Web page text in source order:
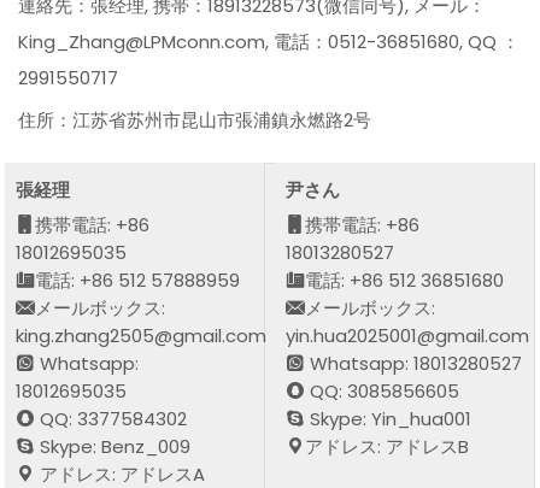
連絡先：張经理, 携帯：18913228573(微信同号), メール：
King_Zhang@LPMconn.com, 電話：0512-36851680, QQ ：
2991550717
住所：江苏省苏州市昆山市張浦鎮永燃路2号
張経理
携帯電話: +86
18012695035
電話: +86 512 57888959
メールボックス:
king.zhang2505@gmail.com
Whatsapp:
18012695035
QQ: 3377584302
Skype: Benz_009
アドレス: アドレスA
尹さん
携帯電話: +86
18013280527
電話: +86 512 36851680
メールボックス:
yin.hua2025001@gmail.com
Whatsapp: 18013280527
QQ: 3085856605
Skype: Yin_hua001
アドレス: アドレスB